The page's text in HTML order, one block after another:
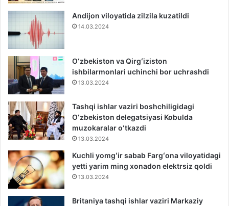
Andijon viloyatida zilzila kuzatildi
14.03.2024
Oʻzbekiston va Qirgʻiziston
ishbilarmonlari uchinchi bor uchrashdi
13.03.2024
Tashqi ishlar vaziri boshchiligidagi
Oʻzbekiston delegatsiyasi Kobulda
muzokaralar oʻtkazdi
13.03.2024
Kuchli yomgʻir sabab Fargʻona viloyatidagi
yetti yarim ming xonadon elektrsiz qoldi
13.03.2024
Britaniya tashqi ishlar vaziri Markaziy